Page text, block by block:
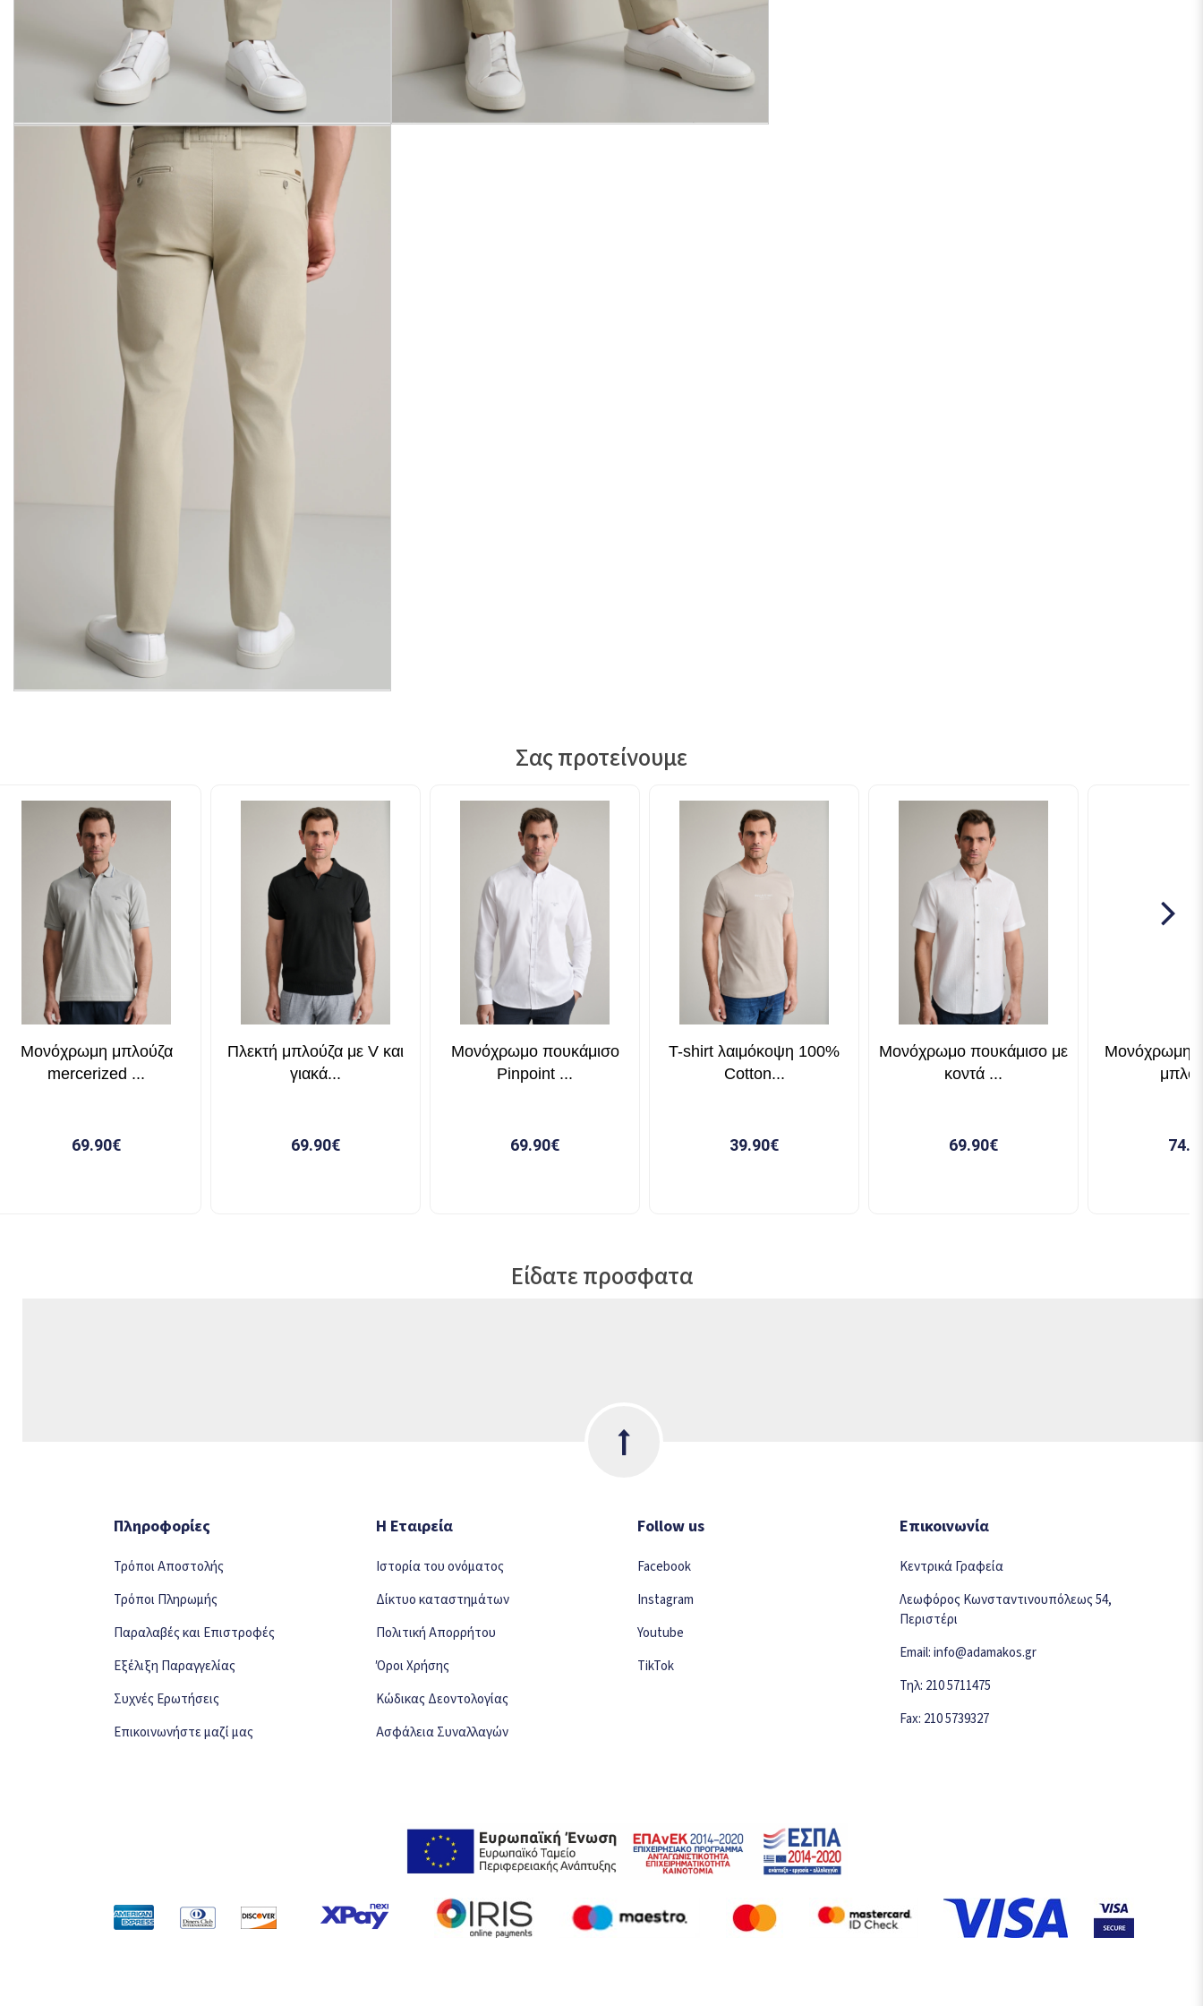
Σας προτείνουμε
Είδατε προσφατα
Πληροφορίες
Τρόποι Αποστολής
Τρόποι Πληρωμής
Παραλαβές και Επιστροφές
Εξέλιξη Παραγγελίας
Συχνές Ερωτήσεις
Επικοινωνήστε μαζί μας
Η Εταιρεία
Ιστορία του ονόματος
Δίκτυο καταστημάτων
Πολιτική Απορρήτου
Όροι Χρήσης
Κώδικας Δεοντολογίας
Ασφάλεια Συναλλαγών
Follow us
Facebook
Instagram
Youtube
TikTok
Επικοινωνία
Κεντρικά Γραφεία
Λεωφόρος Κωνσταντινουπόλεως 54,
Περιστέρι
Email: info@adamakos.gr
Τηλ: 210 5711475
Fax: 210 5739327